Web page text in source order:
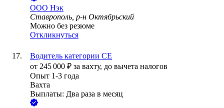
ООО Нэк
Ставрополь, р-н Октябрьский
Можно без резюме
Откликнуться
Водитель категории СЕ
от 245 000 ₽ за вахту, до вычета налогов
Опыт 1-3 года
Вахта
Выплаты: Два раза в месяц